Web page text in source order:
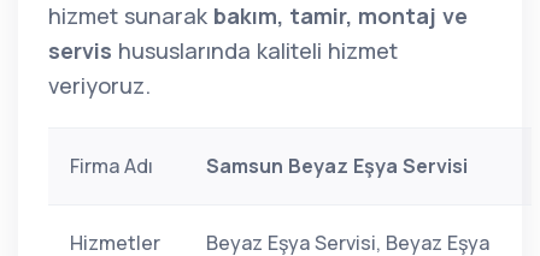
hizmet sunarak bakım, tamir, montaj ve
servis hususlarında kaliteli hizmet
veriyoruz.
Firma Adı Samsun Beyaz Eşya Servisi
Hizmetler
Beyaz Eşya Servisi, Beyaz Eşya